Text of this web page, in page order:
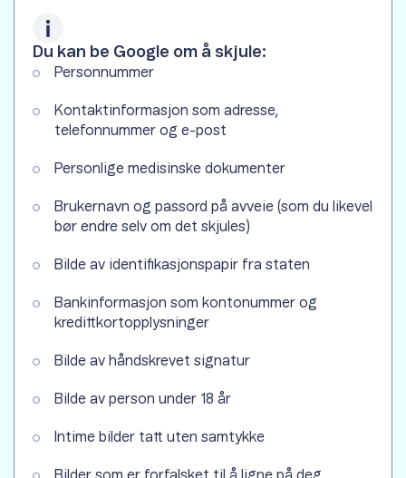
Du kan be Google om å skjule:
Personnummer
Kontaktinformasjon som adresse,
telefonnummer og e-post
Personlige medisinske dokumenter
Brukernavn og passord på avveie (som du likevel
bør endre selv om det skjules)
Bilde av identifikasjonspapir fra staten
Bankinformasjon som kontonummer og
kredittkortopplysninger
Bilde av håndskrevet signatur
Bilde av person under 18 år
Intime bilder tatt uten samtykke
Bilder som er forfalsket til å ligne på deg,